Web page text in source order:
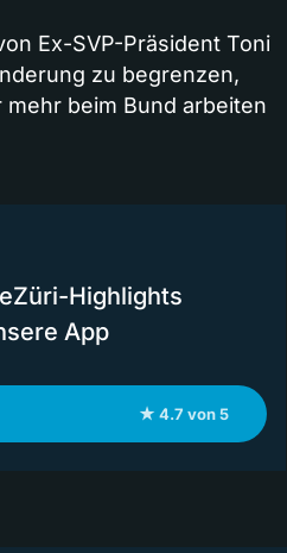
Ex-SVP-Präsident Toni
zu begrenzen,
beim Bund arbeiten
Highlights
App
★ 4.7 von 5